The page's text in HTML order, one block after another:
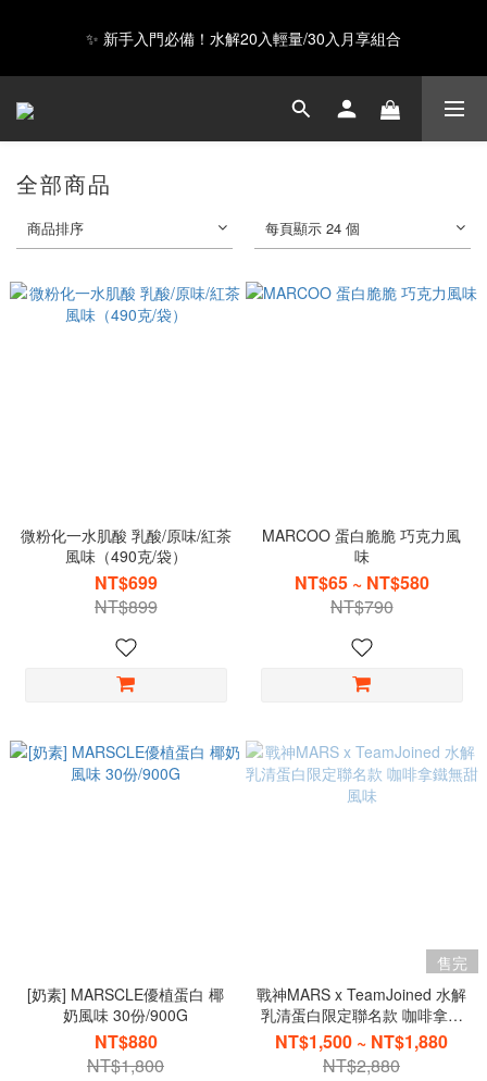
GAIA 超級蛋白全新上市，給你超級力量 ❤️
✨ 新手入門必備！水解20入輕量/30入月享組合
Happy Father's Day！指定商品輸入【LUVDAD】現享88折！點我
GAIA 超級蛋白全新上市，給你超級力量 ❤️
全部商品
商品排序 每頁顯示 24 個
微粉化一水肌酸 乳酸/原味/紅茶
風味（490克/袋）
NT$699
NT$899
MARCOO 蛋白脆脆 巧克力風
味
NT$65 ~ NT$580
NT$790
[奶素] MARSCLE優植蛋白 椰
奶風味 30份/900G
NT$880
NT$1,800
售完
戰神MARS x TeamJoined 水解
乳清蛋白限定聯名款 咖啡拿鐵
無甜風味
NT$1,500 ~ NT$1,880
NT$2,880